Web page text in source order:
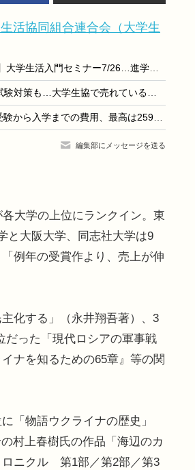
活協同組合連合会（大学生
【夏休み2026】大学生活入門セミナー7/26…進学費用や準備を解説
TOEICや司法試験対策も…大学生協で売れている本ベスト10
【大学受験】受験から入学までの費用、最高は259万円…大学生協調べ
編集部にメッセージを送る
大学の上位にランクイン。東
と大阪大学、同志社大学は9
例年の受賞作より、売上が伸
化する」（永井翔吾著）、3
だった「現代ロシアの軍事戦
ナを知るための65章』等の関
「物語ウクライナの歴史」
村上春樹氏の作品「海辺のカ
ニクル 第1部／第2部／第3